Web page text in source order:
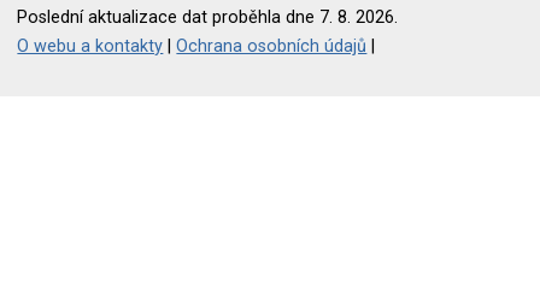
Poslední aktualizace dat proběhla dne 7. 8. 2026.
O webu a kontakty |Ochrana osobních údajů